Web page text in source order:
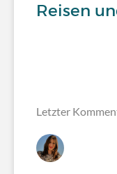
Reisen
Letzter